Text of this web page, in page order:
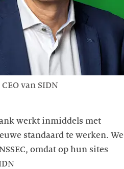
van SIDN
werkt inmiddels met
standaard te werken. We
omdat op hun sites